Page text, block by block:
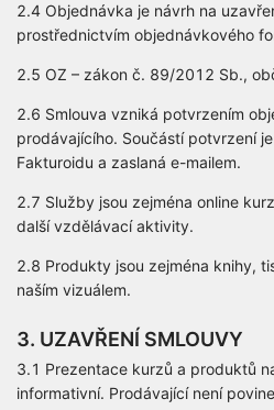
2.4 Objednávka je návrh na
prostřednictvím objednávkového
2.5 OZ – zákon č. 89/2012 Sb.,
2.6 Smlouva vzniká potvrzením
prodávajícího. Součástí potvrzení
Fakturoidu a zaslaná e-mailem.
2.7 Služby jsou zejména online
další vzdělávací aktivity.
2.8 Produkty jsou zejména knihy,
naším vizuálem.
3. UZAVŘENÍ SMLOUVY
3.1 Prezentace kurzů a produktů
informativní. Prodávající není